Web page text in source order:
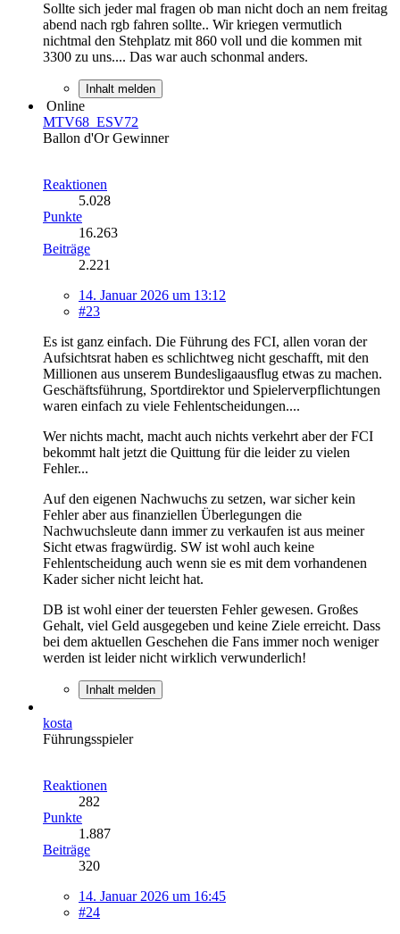
Sollte sich jeder mal fragen ob man nicht doch an nem freitag
abend nach rgb fahren sollte.. Wir kriegen vermutlich
nichtmal den Stehplatz mit 860 voll und die kommen mit
3300 zu uns.... Das war auch schonmal anders.
Inhalt melden
Online
MTV68_ESV72
Ballon d'Or Gewinner
Reaktionen
5.028
Punkte
16.263
Beiträge
2.221
14. Januar 2026 um 13:12
#23
Es ist ganz einfach. Die Führung des FCI, allen voran der
Aufsichtsrat haben es schlichtweg nicht geschafft, mit den
Millionen aus unserem Bundesligaausflug etwas zu machen.
Geschäftsführung, Sportdirektor und Spielerverpflichtungen
waren einfach zu viele Fehlentscheidungen....
Wer nichts macht, macht auch nichts verkehrt aber der FCI
bekommt halt jetzt die Quittung für die leider zu vielen
Fehler...
Auf den eigenen Nachwuchs zu setzen, war sicher kein
Fehler aber aus finanziellen Überlegungen die
Nachwuchsleute dann immer zu verkaufen ist aus meiner
Sicht etwas fragwürdig. SW ist wohl auch keine
Fehlentscheidung auch wenn sie es mit dem vorhandenen
Kader sicher nicht leicht hat.
DB ist wohl einer der teuersten Fehler gewesen. Großes
Gehalt, viel Geld ausgegeben und keine Ziele erreicht. Dass
bei dem aktuellen Geschehen die Fans immer noch weniger
werden ist leider nicht wirklich verwunderlich!
Inhalt melden
kosta
Führungsspieler
Reaktionen
282
Punkte
1.887
Beiträge
320
14. Januar 2026 um 16:45
#24